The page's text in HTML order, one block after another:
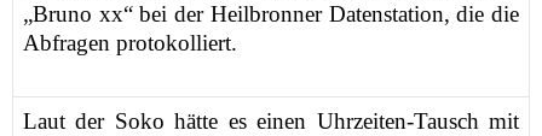
„Bruno xx“bei der Heilbronner Datenstation,die die
Abfragen protokolliert.
Laut der Soko hätte es einen Uhrzeiten-Tausch mit